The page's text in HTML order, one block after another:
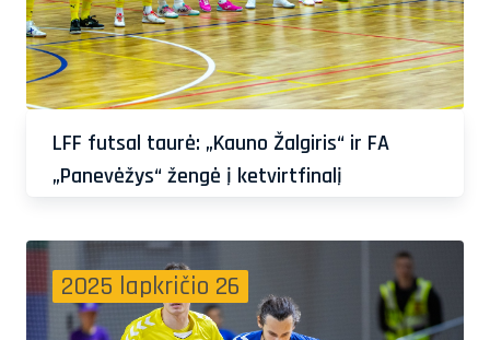
LFF futsal taurė: „Kauno Žalgiris“ ir FA
„Panevėžys“ žengė į ketvirtfinalį
2025 lapkričio 26